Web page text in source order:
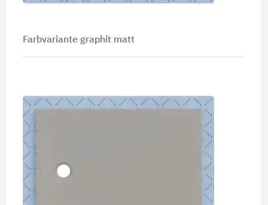
Farbvariante graphit matt